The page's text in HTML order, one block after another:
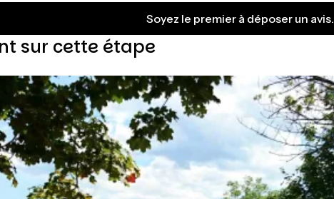
Soyez le premier à déposer un avis.
sur cette étape